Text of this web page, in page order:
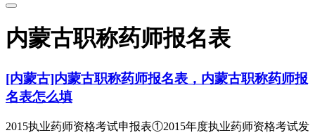
内蒙古职称药师报名表
[内蒙古]内蒙古职称药师报名表，内蒙古职称药师报
名表怎么填
2015执业药师资格考试申报表①2015年度执业药师资格考试发